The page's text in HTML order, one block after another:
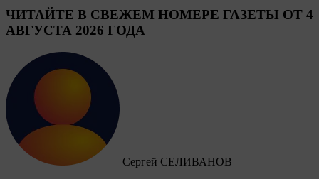
ЧИТАЙТЕ В СВЕЖЕМ НОМЕРЕ ГАЗЕТЫ ОТ 4
АВГУСТА 2026 ГОДА
Сергей СЕЛИВАНОВ